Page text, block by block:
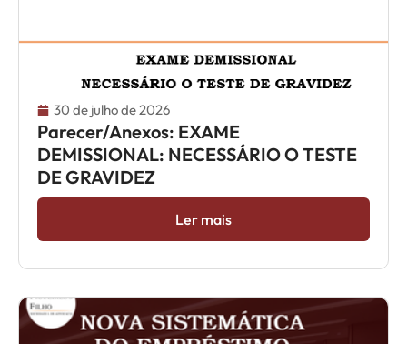
30 de julho de 2026
Parecer/Anexos: EXAME
DEMISSIONAL: NECESSÁRIO O TESTE
DE GRAVIDEZ
Ler mais